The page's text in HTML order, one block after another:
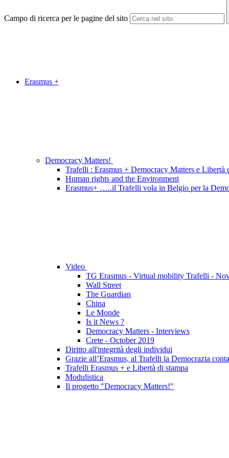
Campo di ricerca per le pagine del sito
Erasmus +
Democracy Matters!
Trafelli : Erasmus + Democracy Matters e Libertà
Human rights and the Environment
Erasmus+ …..il Trafelli vola in Belgio per la
Video
TG Erasmus - Virtual mobility Trafelli -
Wall Street
The Guardian
China
Le Monde
Is it News ?
Democracy Matters - Interviews
Crete - October 2019
Diritto all'integrità degli individui
Grazie all’Erasmus, al Trafelli la Democrazia conta
Trafelli Erasmus + e Libertà di stampa
Modulistica
Il progetto "Democracy Matters!"